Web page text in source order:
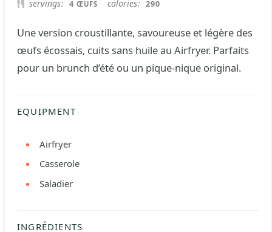
servings 4 ŒUFS calories 290
Une version croustillante, savoureuse et légère des
œufs écossais, cuits sans huile au Airfryer. Parfaits
pour un brunch d’été ou un pique-nique original.
EQUIPMENT
Airfryer
Casserole
Saladier
INGRÉDIENTS